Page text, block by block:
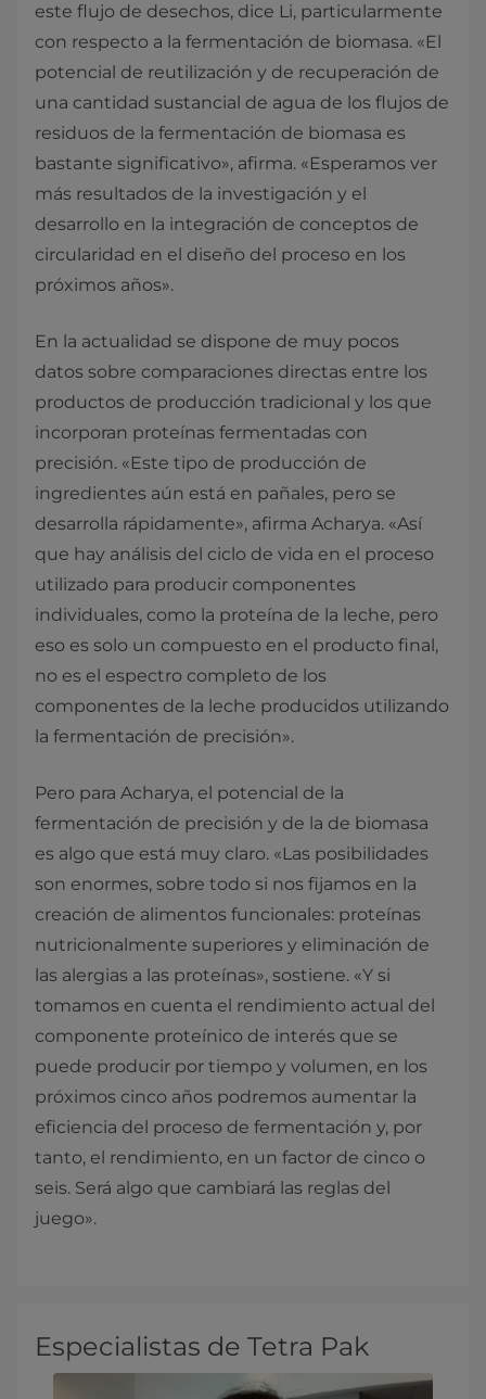
este flujo de desechos, dice Li, particularmente
con respecto a la fermentación de biomasa. «El
potencial de reutilización y de recuperación de
una cantidad sustancial de agua de los flujos de
residuos de la fermentación de biomasa es
bastante significativo», afirma. «Esperamos ver
más resultados de la investigación y el
desarrollo en la integración de conceptos de
circularidad en el diseño del proceso en los
próximos años».
En la actualidad se dispone de muy pocos
datos sobre comparaciones directas entre los
productos de producción tradicional y los que
incorporan proteínas fermentadas con
precisión. «Este tipo de producción de
ingredientes aún está en pañales, pero se
desarrolla rápidamente», afirma Acharya. «Así
que hay análisis del ciclo de vida en el proceso
utilizado para producir componentes
individuales, como la proteína de la leche, pero
eso es solo un compuesto en el producto final,
no es el espectro completo de los
componentes de la leche producidos utilizando
la fermentación de precisión».
Pero para Acharya, el potencial de la
fermentación de precisión y de la de biomasa
es algo que está muy claro. «Las posibilidades
son enormes, sobre todo si nos fijamos en la
creación de alimentos funcionales: proteínas
nutricionalmente superiores y eliminación de
las alergias a las proteínas», sostiene. «Y si
tomamos en cuenta el rendimiento actual del
componente proteínico de interés que se
puede producir por tiempo y volumen, en los
próximos cinco años podremos aumentar la
eficiencia del proceso de fermentación y, por
tanto, el rendimiento, en un factor de cinco o
seis. Será algo que cambiará las reglas del
juego».
Especialistas de Tetra Pak